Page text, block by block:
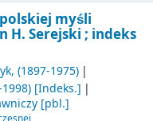
myśli
H. Serejski ; indeks
, (1897-1975)
[Indeks.]
[pbl.]